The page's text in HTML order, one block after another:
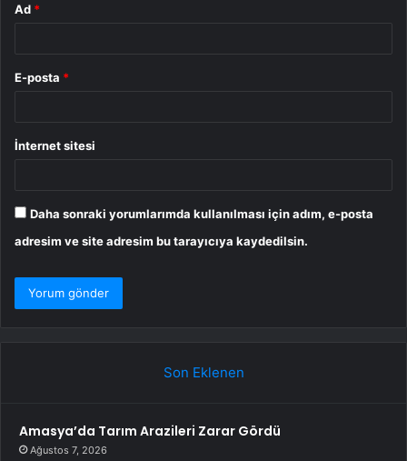
Ad *
E-posta *
İnternet sitesi
Daha sonraki yorumlarımda kullanılması için adım, e-posta
adresim ve site adresim bu tarayıcıya kaydedilsin.
Son Eklenen
Amasya’da Tarım Arazileri Zarar Gördü
Ağustos 7, 2026